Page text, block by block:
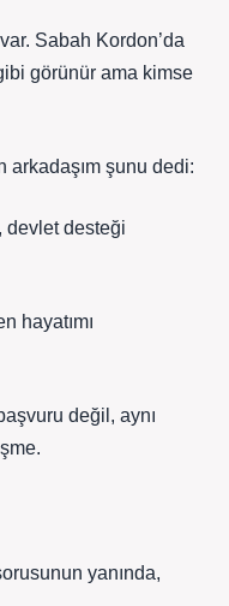
Sabah Kordon’da
görünür ama kimse
arkadaşım şunu dedi:
devlet desteği
hayatımı
değil, aynı
yanında,